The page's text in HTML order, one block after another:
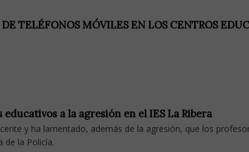
TELÉFONOS MÓVILES EN LOS CENTROS
a la agresión en el IES La Ribera
y ha lamentado, además de la agresión, que los
de la Policía.